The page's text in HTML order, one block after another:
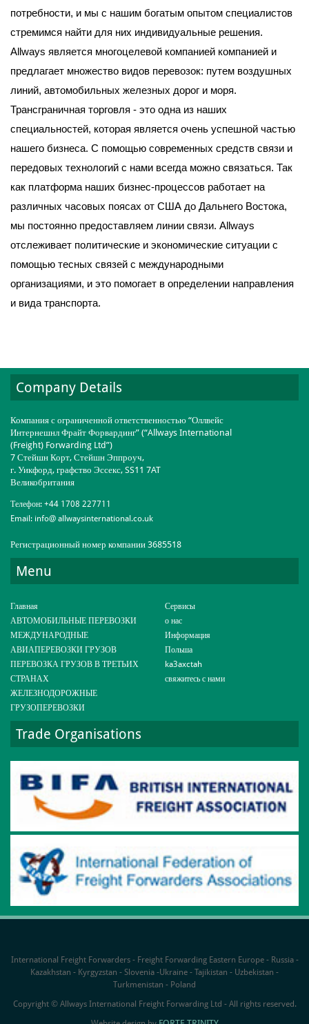
потребности, и мы с нашим богатым опытом специалистов
стремимся найти для них индивидуальные решения.
Allways является многоцелевой компанией компанией и
предлагает множество видов перевозок: путем воздушных
линий, автомобильных железных дорог и моря.
Трансграничная торговля - это одна из наших
специальностей, которая является очень успешной частью
нашего бизнеса. С помощью современных средств связи и
передовых технологий с нами всегда можно связаться. Так
как платформа наших бизнес-процессов работает на
различных часовых поясах от США до Дальнего Востока,
мы постоянно предоставляем линии связи. Allways
отслеживает политические и экономические ситуации с
помощью тесных связей с международными
организациями, и это помогает в определении направления
и вида транспорта.
Company Details
Компания с ограниченной ответственностью “Оллвейс
Интернешнл Фрайт Форвардинг” (“Allways International
(Freight) Forwarding Ltd”)
7 Стейшн Корт, Стейшн Эппроуч,
г. Уикфорд, графство Эссекс, SS11 7AT
Великобритания
Телефон: +44 1708 227711
Email: info@ allwaysinternational.co.uk
Регистрационный номер компании 3685518
Menu
Главная
АВТОМОБИЛЬНЫЕ ПЕРЕВОЗКИ
МЕЖДУНАРОДНЫЕ
АВИАПЕРЕВОЗКИ ГРУЗОВ
ПЕРЕВОЗКА ГРУЗОВ В ТРЕТЬИХ
СТРАНАХ
ЖЕЛЕЗНОДОРОЖНЫЕ
ГРУЗОПЕРЕВОЗКИ
Сервисы
о нас
Информация
Польша
ka3axctah
свяжитесь с нами
Trade Organisations
International Freight Forwarders - Freight Forwarding Eastern Europe - Russia -
Kazakhstan - Kyrgyzstan - Slovenia -Ukraine - Tajikistan - Uzbekistan -
Turkmenistan - Poland
Copyright © Allways International Freight Forwarding Ltd - All rights reserved.